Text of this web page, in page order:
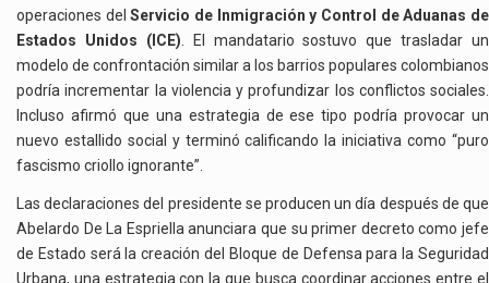
operaciones delServicio de Inmigración y Control de Aduanas de
Estados Unidos (ICE) . El mandatario sostuvo que trasladar un
modelo de confrontación similar a los barrios populares colombianos
podría incrementar la violencia y profundizar los conflictos sociales.
Incluso afirmó que una estrategia de ese tipo podría provocar un
nuevo estallido social y terminó calificando la iniciativa como “puro
fascismo criollo ignorante”.
Las declaraciones del presidente se producen un día después de que
Abelardo De La Espriella anunciara que su primer decreto como jefe
de Estado será la creación del Bloque de Defensa para la Seguridad
Urbana, una estrategia con la que busca coordinar acciones entre el